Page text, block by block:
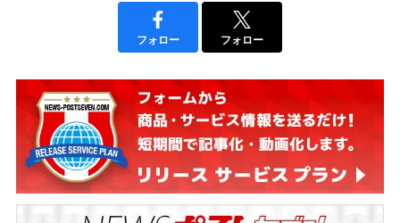
フォロー フォロー